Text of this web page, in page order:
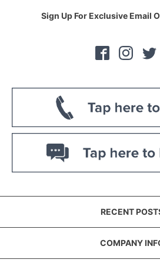
Sign Up For Exclusive Email
RECENT
COMPANY